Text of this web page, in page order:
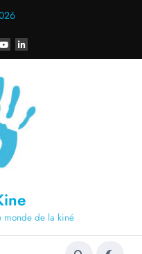
monde de la kiné